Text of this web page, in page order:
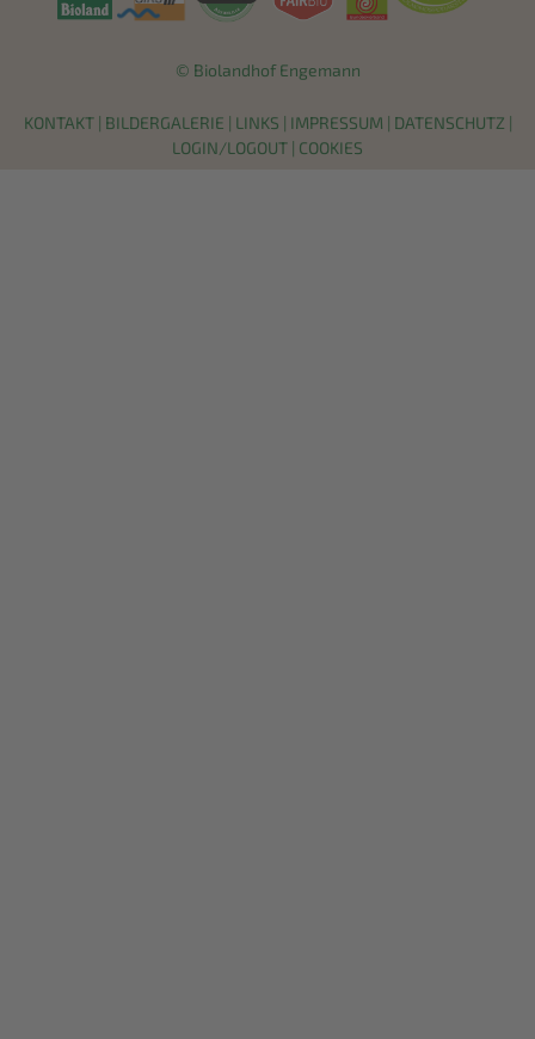
© Biolandhof Engemann
KONTAKT| BILDERGALERIE | LINKS | IMPRESSUM | DATENSCHUTZ |
LOGIN/LOGOUT | COOKIES